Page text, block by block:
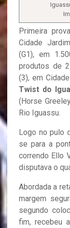
Primeira
Cidade
(G1), em
produtos de
(3), em
Twist do
(Horse
Rio Iguassu.
Logo no pulo
se para a
correndo Ello
disputava o
Abordada a
margem
segundo
fim, recebeu